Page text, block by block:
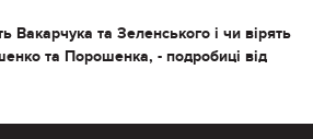
Вакарчука та Зеленського і чи вірять
та Порошенка, - подробиці від